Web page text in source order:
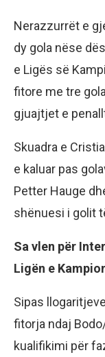
Nerazzurrët e
dy gola nëse
e Ligës së
fitore me tre
gjuajtjet e
Skuadra e
e kaluar pas
Petter Hauge
shënuesi i golit
Sa vlen për
Ligën e
Sipas
fitorja ndaj
kualifikimi për